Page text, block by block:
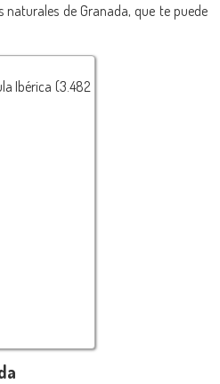
naturales de Granada, que te puede
Ibérica (3.482